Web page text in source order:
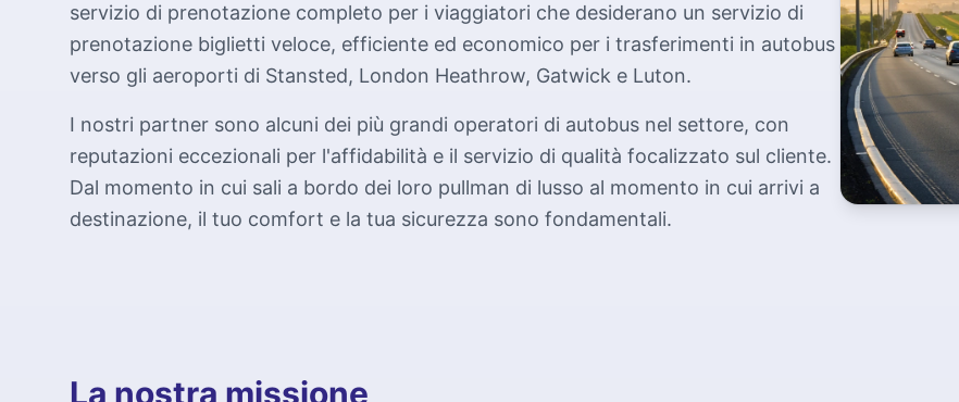
servizio di prenotazione completo per i viaggiatori che desiderano un servizio di
prenotazione biglietti veloce, efficiente ed economico per i trasferimenti in autobus
verso gli aeroporti di Stansted, London Heathrow, Gatwick e Luton.
I nostri partner sono alcuni dei più grandi operatori di autobus nel settore, con
reputazioni eccezionali per l'affidabilità e il servizio di qualità focalizzato sul cliente.
Dal momento in cui sali a bordo dei loro pullman di lusso al momento in cui arrivi a
destinazione, il tuo comfort e la tua sicurezza sono fondamentali.
La nostra missione